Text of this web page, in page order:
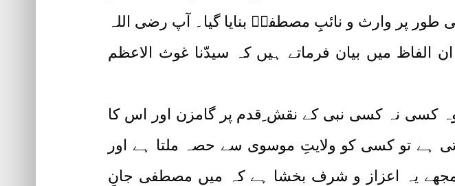
طور پر وارث و نائبِ مصطفیؐ بنایا گیا۔ آپ رضی اللہ
میں بیان فرماتے ہیں کہ سیدّنا غوث الاعظم
کسی نہ کسی نبی کے نقش ِقدم پر گامزن اور اس کا
ہے تو کسی کو ولایتِ موسوی سے حصہ ملتا ہے اور
مجھے یہ اعزاز و شرف بخشا ہے کہ میں مصطفی جانِ